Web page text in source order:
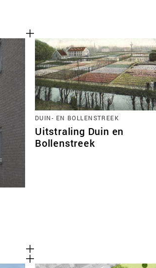
DUIN- EN BOLLENSTREEK
Uitstraling Duin en
Bollenstreek